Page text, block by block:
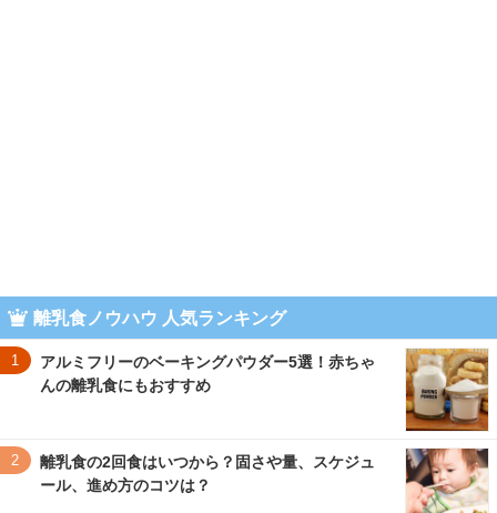
離乳食ノウハウ 人気ランキング
1
アルミフリーのベーキングパウダー5選！赤ちゃ
んの離乳食にもおすすめ
2
離乳食の2回食はいつから？固さや量、スケジュ
ール、進め方のコツは？